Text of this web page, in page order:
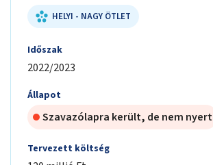
HELYI - NAGY ÖTLET
Időszak
2022/2023
Állapot
Szavazólapra került, de nem nyert
Tervezett költség